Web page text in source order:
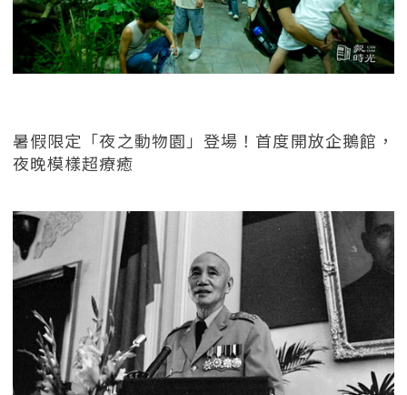
暑假限定「夜之動物園」登場！首度開放企鵝館，
夜晚模樣超療癒